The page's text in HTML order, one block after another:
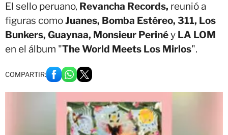
El sello peruano, Revancha Records, reunió a
figuras comoJuanes, Bomba Estéreo, 311, Los
Bunkers, Guaynaa, Monsieur Perinéy LA LOM
en el álbum "The World Meets Los Mirlos".
COMPARTIR: